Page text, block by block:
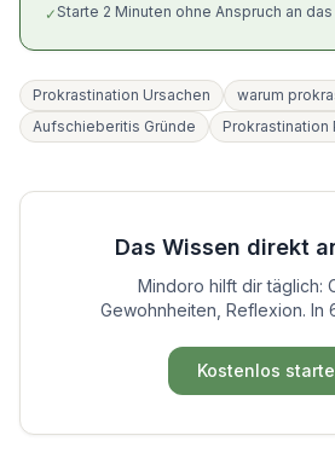
✓ Starte 2 Minuten ohne Anspruch an
Prokrastination Ursachen
warum
Aufschieberitis Gründe
Prokrastination
Das Wissen direkt
Mindoro hilft dir täglich:
Gewohnheiten, Reflexion. In
Kostenlos